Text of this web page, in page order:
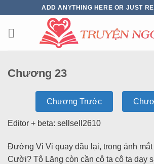
ADD ANYTHING HERE OR JUST
Chương 23
Chương Trước
Editor + beta: sellsell2610
Đường Vi Vi quay đầu lại, trong ánh mắt
Cười? Tô Lăng còn cần cô ta cô ta dạy